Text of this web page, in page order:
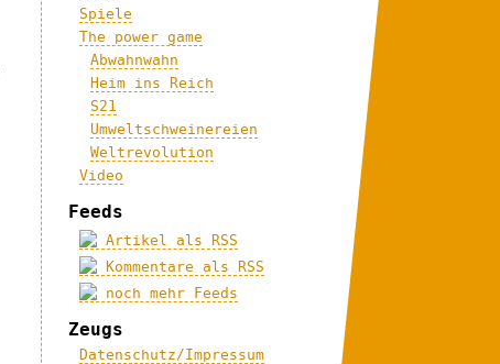
Spiele
The power game
Abwahnwahn
Heim ins Reich
S21
Umweltschweinereien
Weltrevolution
Video
Feeds
Artikel als RSS
Kommentare als RSS
noch mehr Feeds
Zeugs
Datenschutz/Impressum